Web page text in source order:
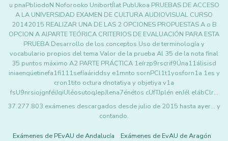
u pnaPbliodoN Noforooko UnibortÍlat PubUkoa PRUEBAS DE ACCESO
A LA UNIVERSIDAD EXAMEN DE CULTURA AUDIOVISUAL CURSO
20142015 REALIZAR UNA DE LAS 2 OPCIONES PROPUESTAS A o B
OPCION A AlPARTE TEÓRICA CRITERIOS DE EVALUACIÓN PARA ESTA
PRUEBA Desarrollo de los conceptos Uso de terminología y
vocabulario propios del tema Valor de la prueba Al 35 de la nota final
35 puntos máximo A2 PARTE PRÁCTICA 1eírzp9rscrif9Úna11álisisd
iniaenqúetinefa1fi111sefíaáriddsy e1mnto sornPCl1t1yosforn1a 1es y
cron1tito octura dnotatiya y objetiya v1a
fsU9nrsiojgnféiJqiUléosutoqJepJlena7énétos cUfTJplén enJél elábClr…
37.277.803 exámenes descargados desde julio de 2015 hasta ayer... y
contando.
Exámenes de PEvAU de Andalucía
Exámenes de EvAU de Aragón